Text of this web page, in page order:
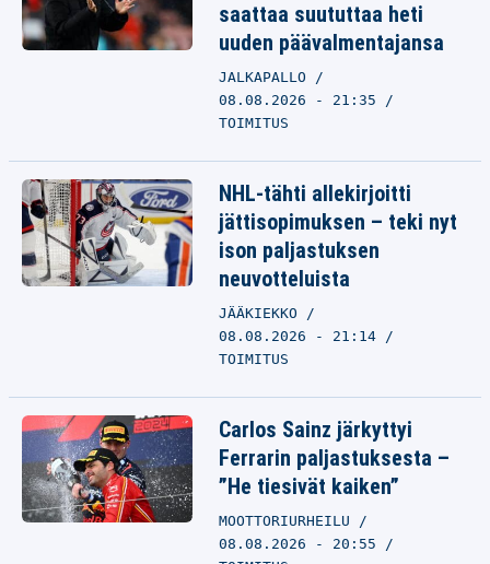
saattaa suututtaa heti
uuden päävalmentajansa
JALKAPALLO
08.08.2026 - 21:35
TOIMITUS
NHL-tähti allekirjoitti
jättisopimuksen – teki nyt
ison paljastuksen
neuvotteluista
JÄÄKIEKKO
08.08.2026 - 21:14
TOIMITUS
Carlos Sainz järkyttyi
Ferrarin paljastuksesta –
”He tiesivät kaiken”
MOOTTORIURHEILU
08.08.2026 - 20:55